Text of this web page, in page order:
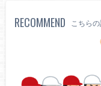
RECOMMEND こちらの